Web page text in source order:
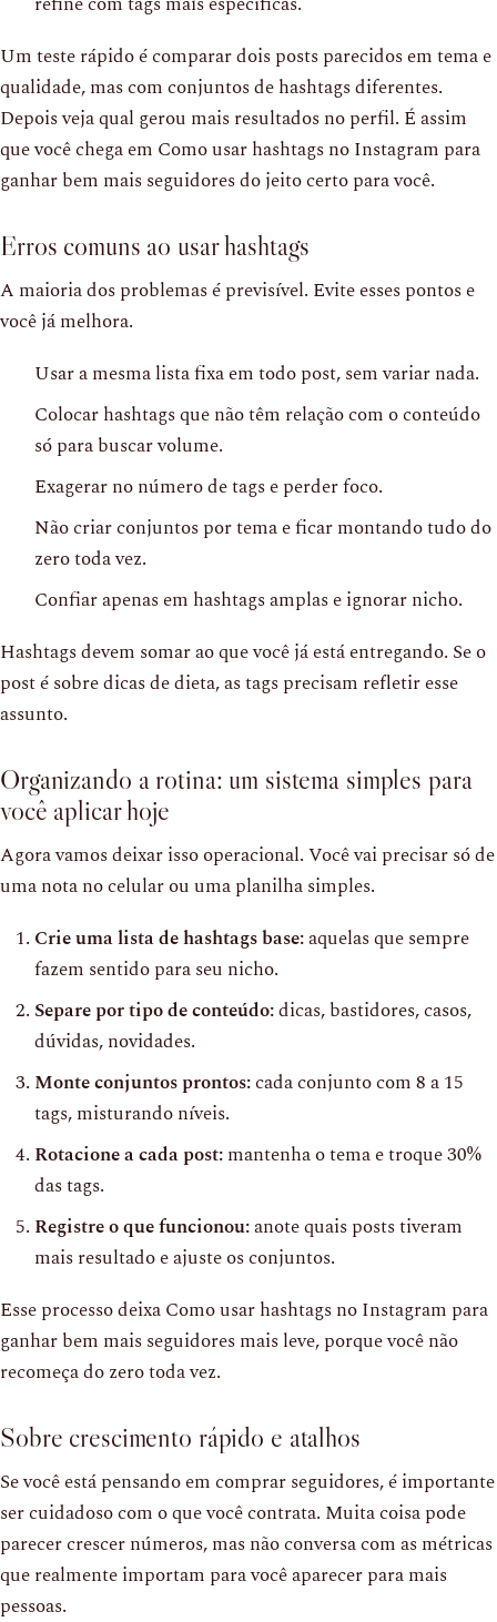
Um teste rápido é comparar dois posts parecidos em tema e
qualidade, mas com conjuntos de hashtags diferentes.
Depois veja qual gerou mais resultados no perfil. É assim
que você chega em Como usar hashtags no Instagram para
ganhar bem mais seguidores do jeito certo para você.
Erros comuns ao usar hashtags
A maioria dos problemas é previsível. Evite esses pontos e
você já melhora.
Usar a mesma lista fixa em todo post, sem variar nada.
Colocar hashtags que não têm relação com o conteúdo
só para buscar volume.
Exagerar no número de tags e perder foco.
Não criar conjuntos por tema e ficar montando tudo do
zero toda vez.
Confiar apenas em hashtags amplas e ignorar nicho.
Hashtags devem somar ao que você já está entregando. Se o
post é sobre dicas de dieta, as tags precisam refletir esse
assunto.
Organizando a rotina: um sistema simples para
você aplicar hoje
Agora vamos deixar isso operacional. Você vai precisar só de
uma nota no celular ou uma planilha simples.
Crie uma lista de hashtags base:aquelas que sempre
fazem sentido para seu nicho.
Separe por tipo de conteúdo:dicas, bastidores, casos,
dúvidas, novidades.
Monte conjuntos prontos:cada conjunto com 8 a 15
tags, misturando níveis.
Rotacione a cada post:mantenha o tema e troque 30%
das tags.
Registre o que funcionou:anote quais posts tiveram
mais resultado e ajuste os conjuntos.
Esse processo deixa Como usar hashtags no Instagram para
ganhar bem mais seguidores mais leve, porque você não
recomeça do zero toda vez.
Sobre crescimento rápido e atalhos
Se você está pensando em comprar seguidores, é importante
ser cuidadoso com o que você contrata. Muita coisa pode
parecer crescer números, mas não conversa com as métricas
que realmente importam para você aparecer para mais
pessoas.